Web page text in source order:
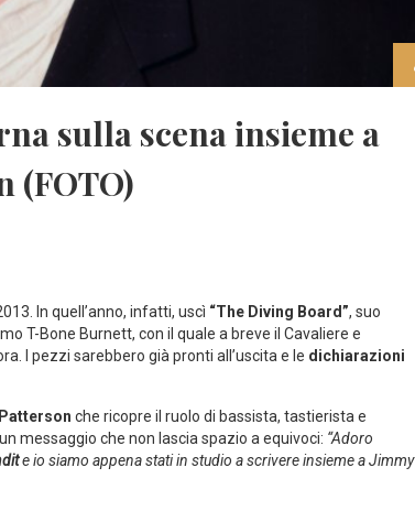
sulla scena insieme a
(FOTO)
In quell’anno, infatti, uscì “The Diving Board”, suo
T-Bone Burnett, con il quale a breve il Cavaliere e
I pezzi sarebbero già pronti all’uscita e le dichiarazioni
che ricopre il ruolo di bassista, tastierista e
messaggio che non lascia spazio a equivoci: “Adoro
e io siamo appena stati in studio a scrivere insieme a Jimmy